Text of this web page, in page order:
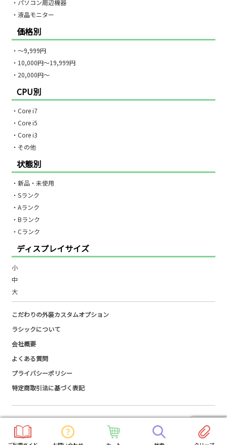
・パソコン周辺機器
・液晶モニター
価格別
・〜9,999円
・10,000円〜19,999円
・20,000円〜
CPU別
・Core i7
・Core i5
・Core i3
・その他
状態別
・新品・未使用
・Sランク
・Aランク
・Bランク
・Cランク
ディスプレイサイズ
小
中
大
こだわりの外装カスタムオプション
ラシックについて
会社概要
よくある質問
プライバシーポリシー
特定商取引法に基づく表記